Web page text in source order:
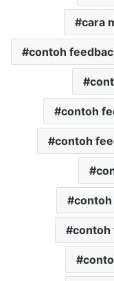
cara
contoh
contoh
contoh
contoh